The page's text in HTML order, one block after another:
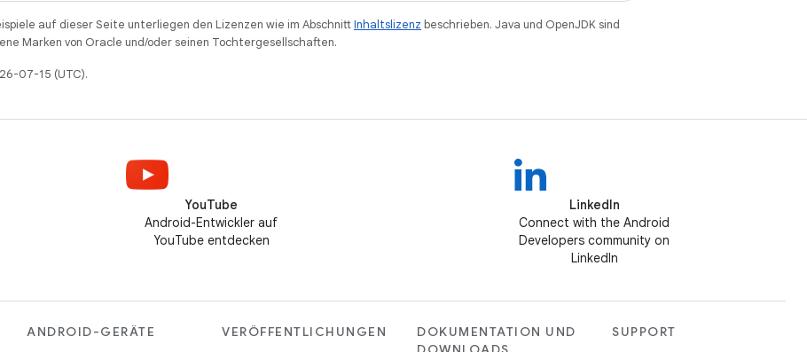
auf dieser Seite unterliegen den Lizenzen wie im AbschnittInhaltslizenz beschrieben. Java und OpenJDK sind
Marken von Oracle und/oder seinen Tochtergesellschaften.
07-15 (UTC).
YouTube
Android-Entwickler auf
YouTube entdecken
LinkedIn
Connect with the Android
Developers community on
LinkedIn
ANDROID-GERÄTE VERÖFFENTLICHUNGEN
DOKUMENTATION UND
SUPPORT